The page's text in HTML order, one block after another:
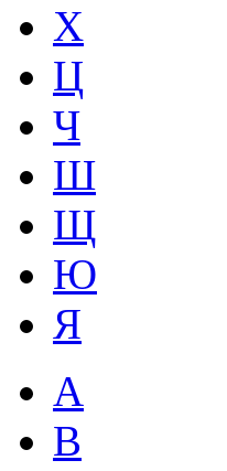
Х
Ц
Ч
Ш
Щ
Ю
Я
A
B